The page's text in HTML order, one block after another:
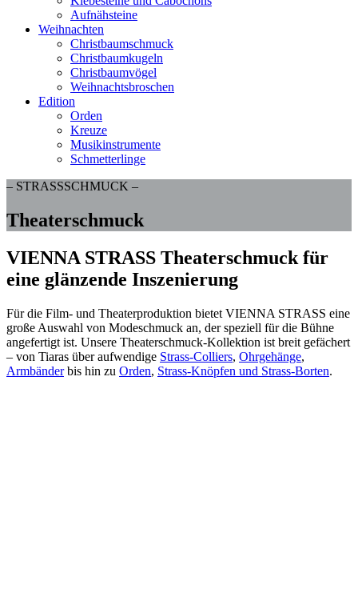
Aufnähsteine
Weihnachten
Christbaumschmuck
Christbaumkugeln
Christbaumvögel
Weihnachtsbroschen
Edition
Orden
Kreuze
Musikinstrumente
Schmetterlinge
– STRASSSCHMUCK –
Theaterschmuck
VIENNA STRASS Theaterschmuck für
eine glänzende Inszenierung
Für die Film- und Theaterproduktion bietet VIENNA STRASS eine
große Auswahl von Modeschmuck an, der speziell für die Bühne
angefertigt ist. Unsere Theaterschmuck-Kollektion ist breit gefächert
– von Tiaras über aufwendige Strass-Colliers, Ohrgehänge,
Armbänderbis hin zu Orden, Strass-Knöpfen und Strass-Borten.